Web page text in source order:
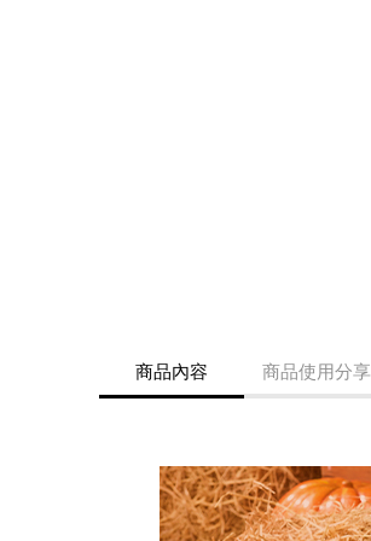
商品內容 商品使用分享